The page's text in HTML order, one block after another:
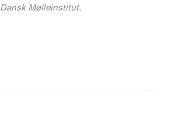
Dansk Mølleinstitut.